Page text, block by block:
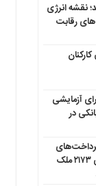
نقشه انرژی
رقابت
آزمایشی
در
پرداخت‌های
عمومی در شرایط جنگی/ مولدسازی ۲۱۷۳ ملک